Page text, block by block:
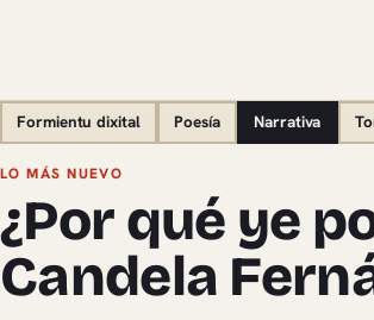
Formientu dixital Poesía Narrativa
Pieces de Narrativa
LO MÁS NUEVO
¿Por qué ye
Candela